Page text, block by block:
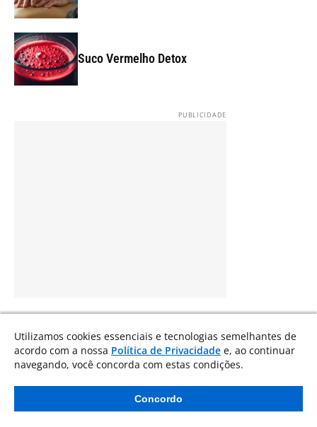
Suco Vermelho Detox
Utilizamos cookies essenciais e tecnologias semelhantes de
acordo com a nossa Política de Privacidade e, ao continuar
navegando, você concorda com estas condições.
Concordo